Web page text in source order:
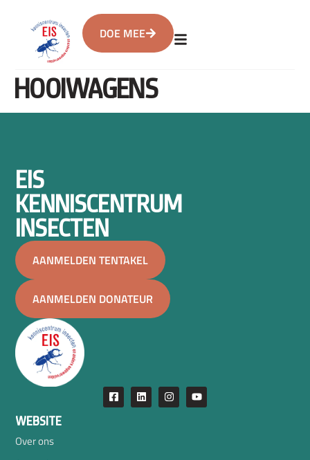
DOE MEE
HOOIWAGENS
EIS
KENNISCENTRUM
INSECTEN
AANMELDEN TENTAKEL
AANMELDEN DONATEUR
WEBSITE
Over ons